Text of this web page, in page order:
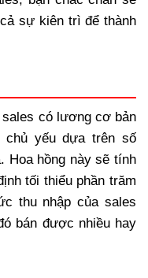
sự kiên trì để thành
có lương cơ bản
chủ yếu dựa trên số
Hoa hồng này sẽ tính
tối thiểu phần trăm
thu nhập của sales
bán được nhiều hay